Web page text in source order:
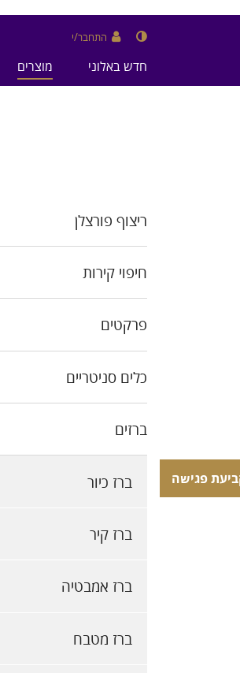
התחבר/י
חדש באלוני מוצרים
ריצוף פורצלן
חיפוי קירות
פרקטים
כלים סניטריים
ברזים
ברז כיור
ברז קיר
ברז אמבטיה
ברז מטבח
פגישה
פגישה